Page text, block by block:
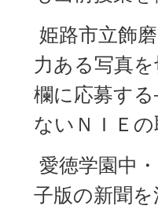
姫路市立飾
力ある写真
欄に応募す
ないＮＩＥ
愛徳学園中
子版の新聞